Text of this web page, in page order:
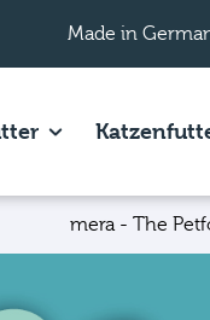
Made in
Show subpages
mera - The